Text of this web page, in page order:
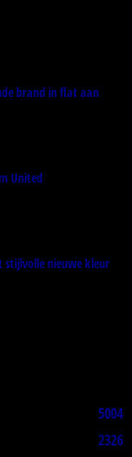
brand in flat aan
United
stijlvolle nieuwe kleur
5004
2326